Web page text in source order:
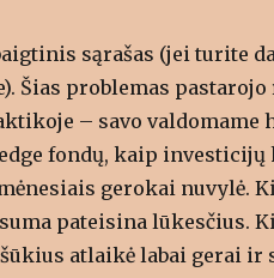
sąrašas (jei turite
Šias problemas
– savo valdomame
fondų, kaip
gerokai nuvylė.
pateisina lūkesčius.
atlaikė labai gerai ir